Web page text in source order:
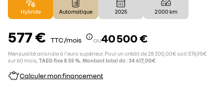
Hybride Automatique 2025 2 000 km
577 € TTC /mois ou40 500 €
Mensualité arrondie à l'euro supérieur. Pour un crédit de 28 300,00€ soit 576,95€
sur 60 mois, TAEG fixe 8.55 %. Montant total dû : 34 617,00€
Calculer mon financement